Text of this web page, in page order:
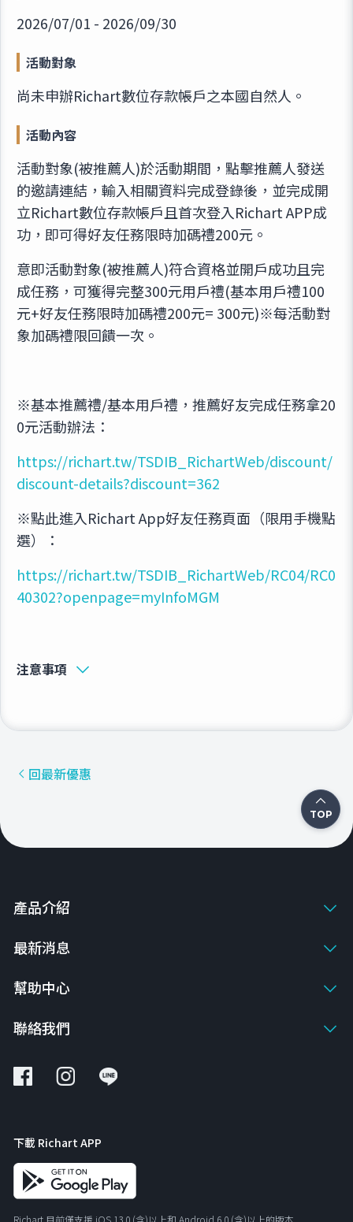
2026/07/01 - 2026/09/30
活動對象
尚未申辦Richart數位存款帳戶之本國自然人。
活動內容
活動對象(被推薦人)於活動期間，點擊推薦人發送
的邀請連結，輸入相關資料完成登錄後，並完成開
立Richart數位存款帳戶且首次登入Richart APP成
功，即可得好友任務限時加碼禮200元。
意即活動對象(被推薦人)符合資格並開戶成功且完
成任務，可獲得完整300元用戶禮(基本用戶禮100
元+好友任務限時加碼禮200元= 300元)※每活動對
象加碼禮限回饋一次。
※基本推薦禮/基本用戶禮，推薦好友完成任務拿20
0元活動辦法：
https://richart.tw/TSDIB_RichartWeb/discount/
discount-details?discount=362
※點此進入Richart App好友任務頁面（限用手機點
選）：
https://richart.tw/TSDIB_RichartWeb/RC04/RC0
40302?openpage=myInfoMGM
注意事項
回最新優惠
TOP
產品介紹
最新消息
幫助中心
聯絡我們
下載 Richart APP
Richart 目前僅支援 iOS 13.0 (含)以上和 Android 6.0 (含)以上的版本